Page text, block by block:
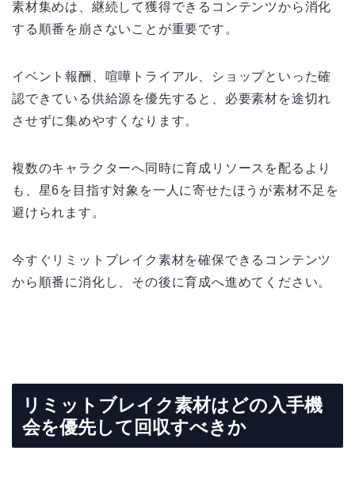
素材集めは、継続して獲得できるコンテンツから消化
する順番を崩さないことが重要です。
イベント報酬、喧嘩トライアル、ショップといった確
認できている供給源を優先すると、必要素材を途切れ
させずに集めやすくなります。
複数のキャラクターへ同時に育成リソースを配るより
も、星6を目指す対象を一人に寄せたほうが素材不足を
避けられます。
今すぐリミットブレイク素材を確保できるコンテンツ
から順番に消化し、その後に育成へ進めてください。
リミットブレイク素材はどの入手機
会を優先して回収すべきか